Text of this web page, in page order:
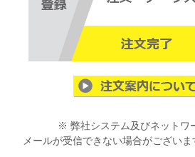
※ 弊社システム及びネットワ
メールが受信できない場合がございま